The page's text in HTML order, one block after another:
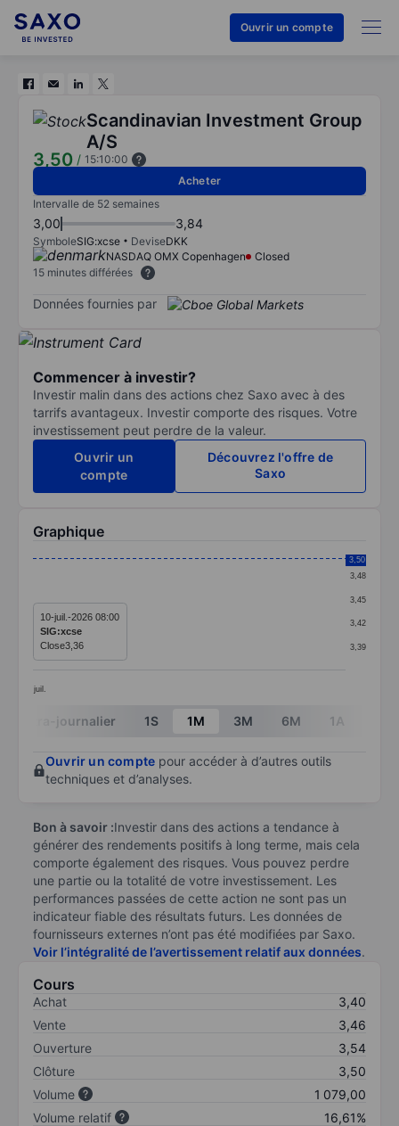
Ouvrir un compte
Scandinavian Investment Group
A/S
3,50 / 15:10:00
Acheter
Intervalle de 52 semaines
3,00 3,84
SymboleSIG:xcse DeviseDKK
NASDAQ OMX Copenhagen
Closed
15 minutes différées
Données fournies par
Commencer à investir?
Investir malin dans des actions chez Saxo avec à des
tarrifs avantageux. Investir comporte des risques. Votre
investissement peut perdre de la valeur.
Ouvrir un
compte
Découvrez l'offre de
Saxo
Graphique
The chart has 1 X axis displaying categories.
The chart has 1 Y axis displaying values. Data
juil.
3,39
3,42
3,45
3,48
3,50
10-juil.-2026 08:00
SIG:xcse
Close3,36
End of interactive chart.
Intra-journalier 1S 1M 3M 6M 1A
Ouvrir un compte pour accéder à d’autres outils
techniques et d’analyses.
Bon à savoir :Investir dans des actions a tendance à
générer des rendements positifs à long terme, mais cela
comporte également des risques. Vous pouvez perdre
une partie ou la totalité de votre investissement. Les
performances passées de cette action ne sont pas un
indicateur fiable des résultats futurs. Les données de
fournisseurs externes n’ont pas été modifiées par Saxo.
Voir l’intégralité de l’avertissement relatif aux données.
Cours
Achat
3,40
Vente
3,46
Ouverture
3,54
Clôture
3,50
Volume
1 079,00
Volume relatif
16,61%